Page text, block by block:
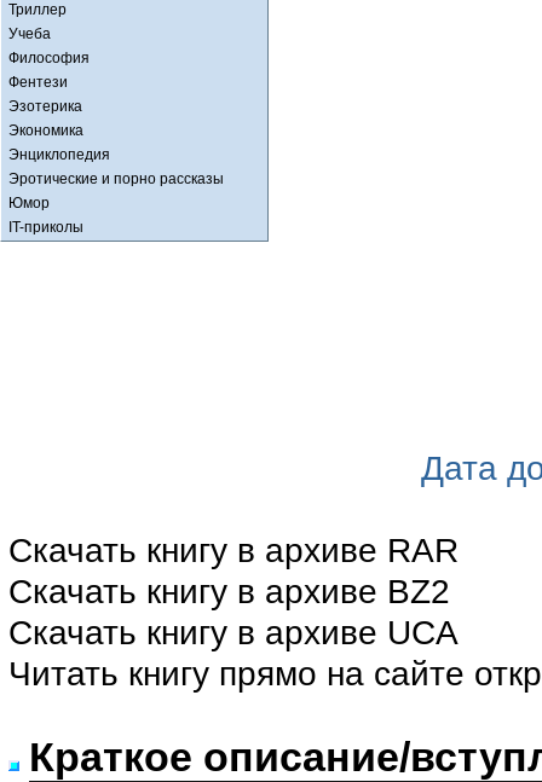
Триллер
Учеба
Философия
Фентези
Эзотерика
Экономика
Энциклопедия
Эротические и порно рассказы
Юмор
IT-приколы
Дата
Скачать книгу в архиве RAR
Скачать книгу в архиве BZ2
Скачать книгу в архиве UCA
Читать книгу прямо на сайте
Краткое описание/